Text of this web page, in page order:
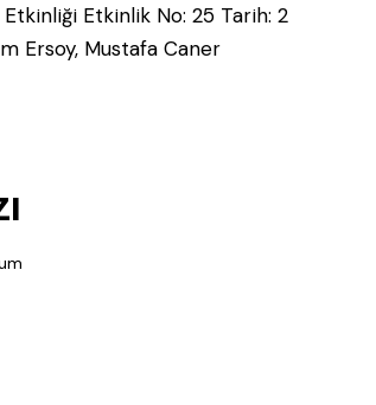
Etkinliği Etkinlik No: 25 Tarih: 2
Ersoy, Mustafa Caner